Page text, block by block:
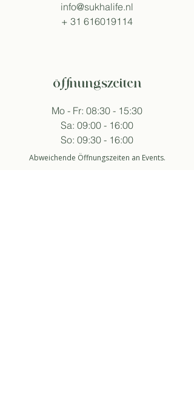
info@sukhalife.nl
+ 31 616019114
öffnungszeiten
Mo - Fr: 08:30 - 15:30
Sa: 09:00 - 16:00
So: 09:30 - 16:00
Abweichende Öffnungszeiten an Events.